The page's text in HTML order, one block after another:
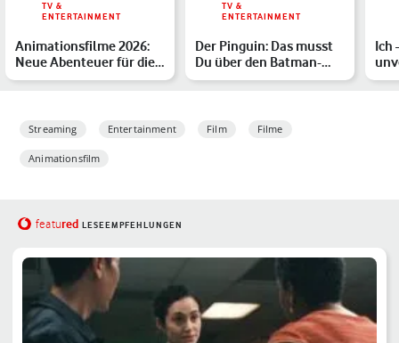
TV &
ENTERTAINMENT
Animationsfilme 2026:
Neue Abenteuer für die
Kinoleinwand
TV &
ENTERTAINMENT
Der Pinguin: Das musst
Du über den Batman-
Bösewicht wissen
Ich
Streaming Entertainment Film Filme
Animationsfilm
featured LESEEMPFEHLUNGEN